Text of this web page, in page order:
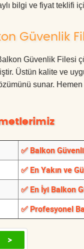
bilgi ve fiyat teklifi
Güvenlik
Güvenlik Filesi
Üstün kalite ve
sunar. Hemen
✅ Balkon
✅ En Yakın ve
✅ En İyi Balkon
✅ Profesyonel